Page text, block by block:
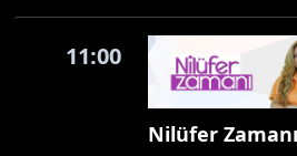
11:00
Nilüfer Zamanı